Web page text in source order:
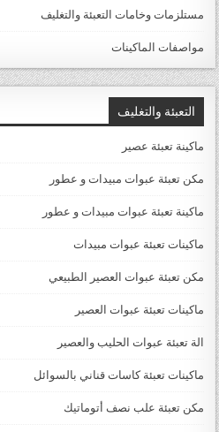
مستلزمات وخامات التعبئة والتغليف
مواصفات الماكينات
التعبئة والتغليف
ماكينة تعبئة عصير
مكن تعبئة عبوات مبيدات و عطور
ماكينة تعبئة عبوات مبيدات و عطور
ماكينات تعبئة عبوات مبيدات
مكن تعبئة عبوات العصير الطبيعي
ماكينات تعبئة عبوات العصير
الة تعبئة عبوات الحليب والعصير
ماكينات تعبئة كاسات قناني بالسوائل
مكن تعبئة علب نصف أتوماتيك